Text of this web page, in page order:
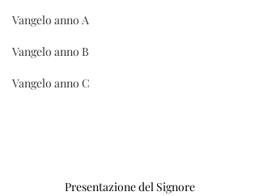
Vangelo anno A
Vangelo anno B
Vangelo anno C
Presentazione del Signore